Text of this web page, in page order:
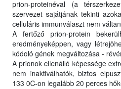
prion-proteinéval (a
szervezet sajátjának tekinti
celluláris immunválaszt nem
A fertőző prion-protein
eredményeképpen, vagy
kódoló gének megváltozása -
A prionok ellenálló képessége
nem inaktiválhatók, biztos
133 0C-on legalább 20 perces